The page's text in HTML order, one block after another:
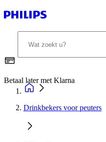
Betaal later met Klarna
Drinkbekers voor peuters